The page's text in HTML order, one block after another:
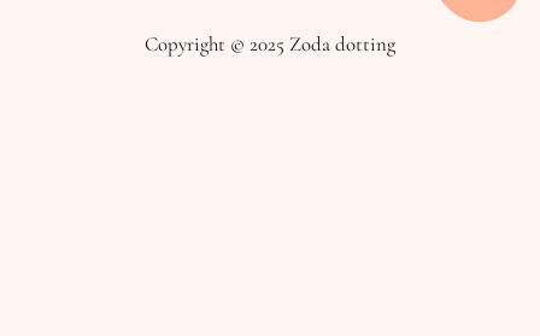
Copyright © 2025 Zoda dotting